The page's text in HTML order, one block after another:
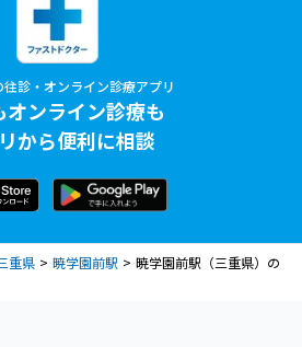
往診・オンライン診療アプリ
オンライン診療も
から便利に相談
重県 暁学園前駅
暁学園前駅（三重県）の